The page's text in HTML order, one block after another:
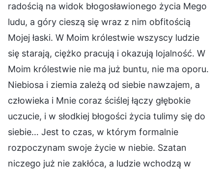
radością na widok błogosławionego życia Mego
ludu, a góry cieszą się wraz z nim obfitością
Mojej łaski. W Moim królestwie wszyscy ludzie
się starają, ciężko pracują i okazują lojalność. W
Moim królestwie nie ma już buntu, nie ma oporu.
Niebiosa i ziemia zależą od siebie nawzajem, a
człowieka i Mnie coraz ściślej łączy głębokie
uczucie, i w słodkiej błogości życia tulimy się do
siebie… Jest to czas, w którym formalnie
rozpoczynam swoje życie w niebie. Szatan
niczego już nie zakłóca, a ludzie wchodzą w